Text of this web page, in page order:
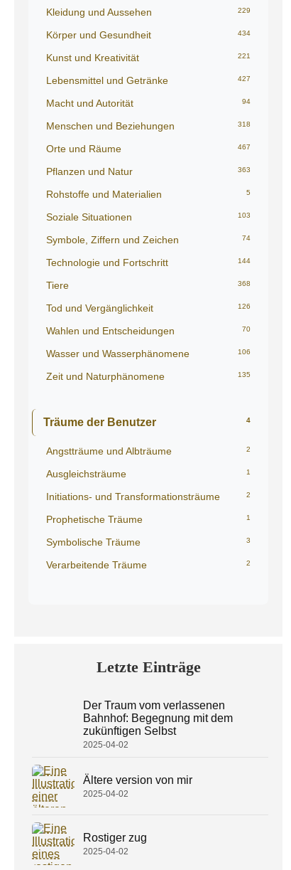
Kleidung und Aussehen 229
Körper und Gesundheit 434
Kunst und Kreativität 221
Lebensmittel und Getränke 427
Macht und Autorität 94
Menschen und Beziehungen 318
Orte und Räume 467
Pflanzen und Natur 363
Rohstoffe und Materialien 5
Soziale Situationen 103
Symbole, Ziffern und Zeichen 74
Technologie und Fortschritt 144
Tiere 368
Tod und Vergänglichkeit 126
Wahlen und Entscheidungen 70
Wasser und Wasserphänomene 106
Zeit und Naturphänomene 135
Träume der Benutzer 4
Angstträume und Albträume 2
Ausgleichsträume 1
Initiations- und Transformationsträume 2
Prophetische Träume 1
Symbolische Träume 3
Verarbeitende Träume 2
Letzte Einträge
Der Traum vom verlassenen
Bahnhof: Begegnung mit dem
zukünftigen Selbst
2025-04-02
Ältere version von mir
2025-04-02
Rostiger zug
2025-04-02